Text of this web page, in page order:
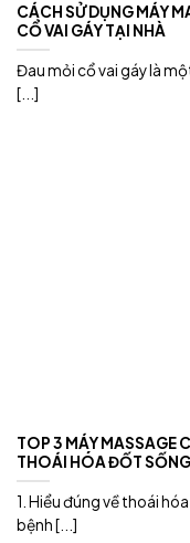
CÁCH SỬ DỤNG MÁY
CỔ VAI GÁY TẠI NHÀ
Đau mỏi cổ vai gáy là
[...]
TOP 3 MÁY MASSAGE
THOÁI HÓA ĐỐT
1. Hiểu đúng về thoái
bệnh [...]